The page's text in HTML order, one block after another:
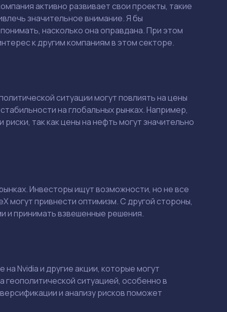
активно развивает свои проекты, такие
значительное внимание. Я бы
насколько она оправдана. При этом
к другим компаниям в этом секторе.
ситуации могут повлиять на цены
на глобальных рынках. Например,
так как цены на нефть могут значительно
Инвесторы ищут возможности, но не все
могут привнести оптимизм. С другой стороны,
и принимать взвешенные решения.
Nvidia и другие акции, которые могут
геополитической ситуацией, особенно в
и анализу рисков поможет
Смотреть
Смотреть